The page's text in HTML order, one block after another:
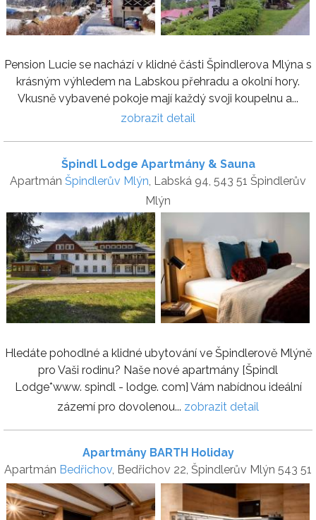
Pension Lucie se nachází v klidné části Špindlerova Mlýna s
krásným výhledem na Labskou přehradu a okolní hory.
Vkusně vybavené pokoje mají každý svoji koupelnu a...
zobrazit detail
Špindl Lodge Apartmány & Sauna
Apartmán Špindlerův Mlýn, Labská 94, 543 51 Špindlerův
Mlýn
Hledáte pohodlné a klidné ubytování ve Špindlerově Mlýně
pro Vaši rodinu? Naše nové apartmány [Špindl
Lodge*www. spindl - lodge. com] Vám nabídnou ideální
zázemí pro dovolenou... zobrazit detail
Apartmány BARTH Holiday
Apartmán Bedřichov , Bedřichov 22, Špindlerův Mlýn 543 51